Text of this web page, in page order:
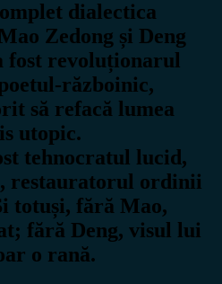
dialectica
Zedong și Deng
fost revoluționarul
războinic,
să refacă lumea
utopic.
tehnocratul lucid,
restauratorul ordinii
totuși, fără Mao,
fără Deng, visul lui
o rană.